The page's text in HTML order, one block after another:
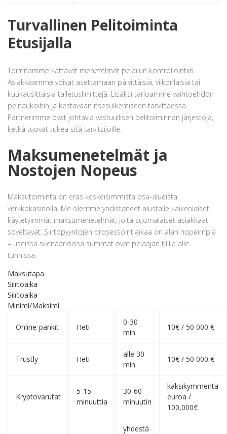
Turvallinen Pelitoiminta
Etusijalla
Toimitamme kattavat menetelmät pelailun kontrollointiin.
Asiakkaamme voivat asettamaan päivittäisiä, viikonlaisia tai
kuukausittaisia talletuslimittejä. Lisäksi tarjoamme vaihtoehdon
pelitaukoihin ja kestävään itsesulkemiseen tarvittaessa.
Partnerimme ovat johtavia vastuullisen pelitoiminnan järjestöjä,
ketkä tuovat tukea sitä tarvitsijoille.
Maksumenetelmät ja
Nostojen Nopeus
Maksutoiminta on eräs keskeisimmistä osa-alueista
verkkokasinolla. Me olemme yhdistäneet alustalle kaikenlaiset
käytetyimmät maksumenetelmät, joita suomalaiset asiakkaat
soveltavat. Siirtopyyntöjen prosessointiaikaa on alan nopeimpia
– useissa skenaarioissa summat ovat pelaajan tilillä alle
tunnissa.
Maksutapa
Siirtoaika
Siirtoaika
Minimi/Maksimi
Online-pankit Heti
0-30
min
10€ / 50 000 €
Trustly Heti
alle 30
min
10€ / 50 000 €
Kryptovarutat
5-15
minuuttia
30-60
minuutin
kaksikymmentä
euroa /
100,000€
yhdestä